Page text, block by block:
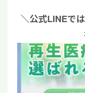
＼公式LINEで